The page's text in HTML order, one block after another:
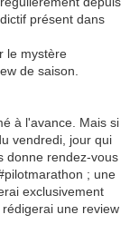
présent dans
le mystère
de saison.
à l'avance. Mais si
vendredi, jour qui
donne rendez-vous
; une
exclusivement
rédigerai une review